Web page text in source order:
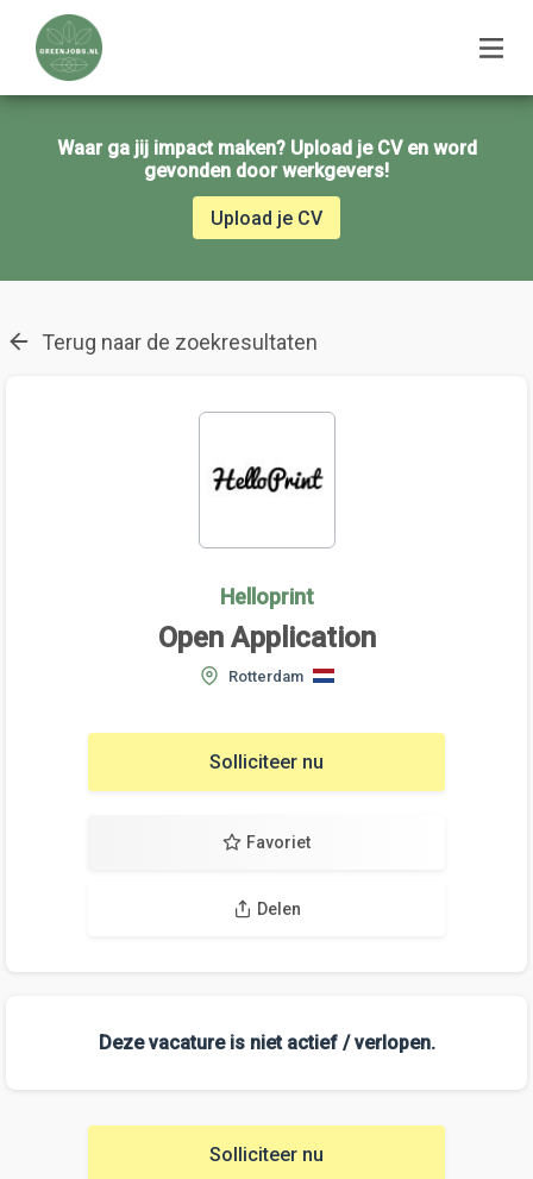
Waar ga jij impact maken? Upload je CV en word
gevonden door werkgevers!
Upload je CV
Terug naar de zoekresultaten
Helloprint
Open Application
Rotterdam
Solliciteer nu
Favoriet
Delen
Deze vacature is niet actief / verlopen.
Solliciteer nu